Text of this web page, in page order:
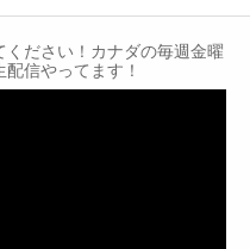
ださい！カナダの毎週金曜
信やってます！